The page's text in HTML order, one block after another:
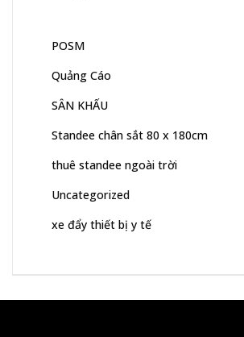
POSM
Quảng Cáo
SÂN KHẤU
Standee chân sắt 80 x 180cm
thuê standee ngoài trời
Uncategorized
xe đẩy thiết bị y tế